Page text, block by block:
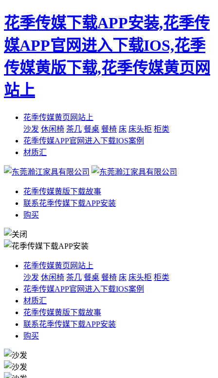
花季传媒下载APP安装,花季传
媒APP官网进入下载IOS,花季
传媒黄版下载,花季传媒黄页网
站上
花季传媒黄页网站上
沙发 休闲椅 茶几 餐桌 餐椅 床 床头柜 柜类
花季传媒APP官网进入下载IOS案例
材质汇
花季传媒黄版下载故事
联系花季传媒下载APP安装
购买
花季传媒黄页网站上
沙发 休闲椅 茶几 餐桌 餐椅 床 床头柜 柜类
花季传媒APP官网进入下载IOS案例
材质汇
花季传媒黄版下载故事
联系花季传媒下载APP安装
购买